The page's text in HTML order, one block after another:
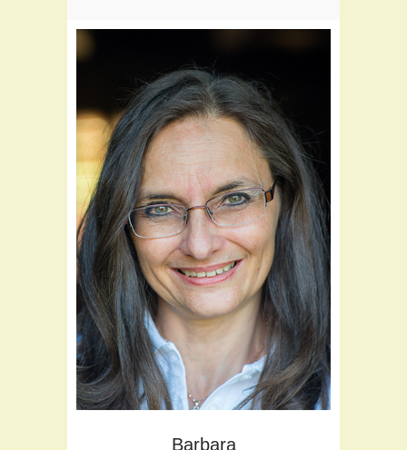
Teil des Flora Teams seit: 2000
Schwerpunkte:
Rezeptabrechnung
Kosmetik und Hautpflege
Warenwirtschaft
Barbara